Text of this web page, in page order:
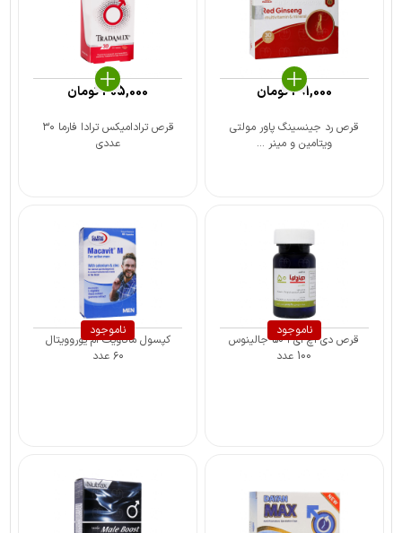
قرص رد جینسینگ پاور مولتی
ویتامین و مینر ...
291,000تومان
قرص ترادامیکس ترادا فارما ۳۰
عددی
405,000تومان
ناموجود
قرص دی اچ ای آ 50 جالینوس
100 عدد
ناموجود
کپسول ماکاویت ام یوروویتال
۶۰ عدد